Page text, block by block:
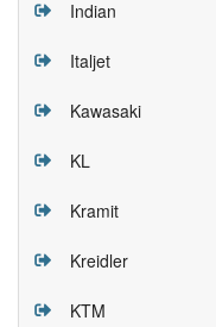
Indian
Italjet
Kawasaki
KL
Kramit
Kreidler
KTM